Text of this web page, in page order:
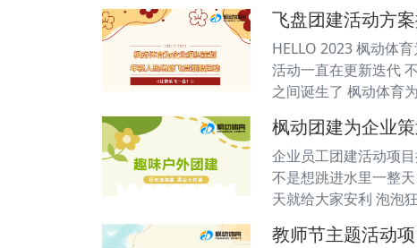
飞盘团建活动方
HELLO 2023 枫动体
活动一直在更新迭代
之间诞生了 枫动体育
枫动团建为企业
企业员工团建活动项
不是想跳进水里一整
天就给大家安利 泡泡
教师节主题活动